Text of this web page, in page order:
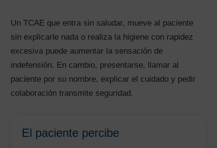
Un TCAE que entra sin saludar, mueve al paciente
sin explicarle nada o realiza la higiene con rapidez
excesiva puede aumentar la sensación de
indefensión. En cambio, presentarse, llamar al
paciente por su nombre, explicar el cuidado y pedir
colaboración transmite seguridad.
El paciente percibe